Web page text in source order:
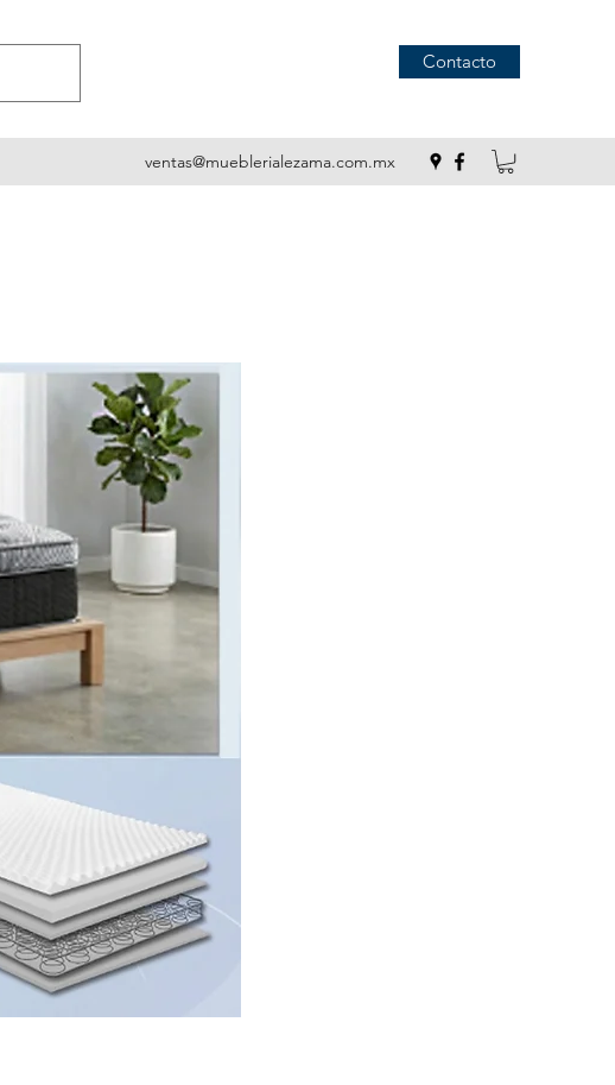
Contacto
ventas@mueblerialezama.com.mx